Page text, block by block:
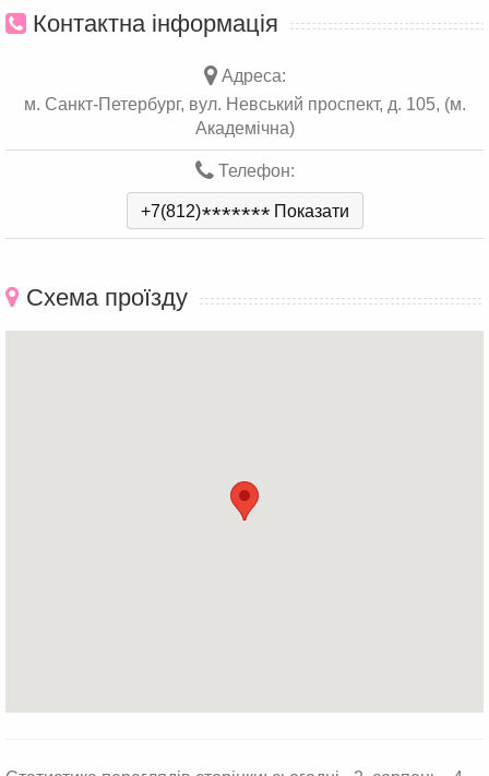
Контактна інформація
Адреса:
м. Санкт-Петербург, вул. Невський проспект, д. 105, (м.
Академічна)
Телефон:
+7(812)******* Показати
Схема проїзду